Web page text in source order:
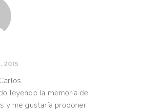
2015
leyendo la memoria de
y me gustaría proponer